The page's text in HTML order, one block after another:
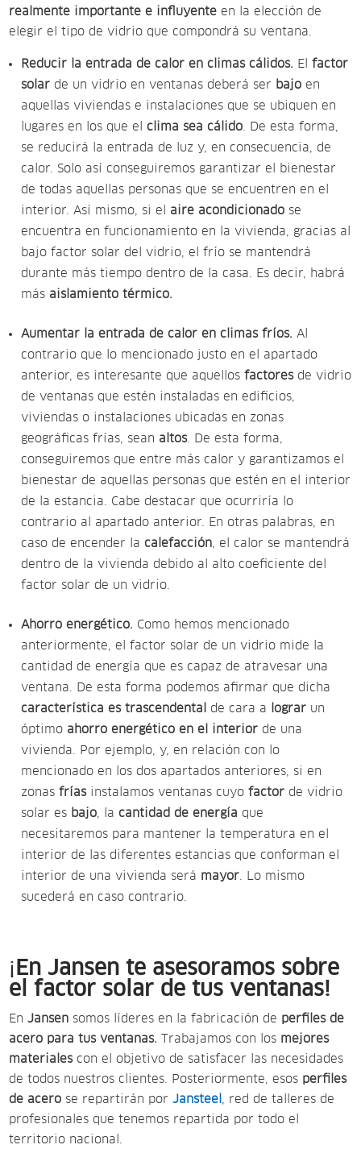
realmente importante e influyente en la elección de
elegir el tipo de vidrio que compondrá su ventana.
Reducir la entrada de calor en climas cálidos. Elfactor
solar de un vidrio en ventanas deberá ser bajo en
aquellas viviendas e instalaciones que se ubiquen en
lugares en los que elclima sea cálido. De esta forma,
se reducirá la entrada de luz y, en consecuencia, de
calor. Solo así conseguiremos garantizar el bienestar
de todas aquellas personas que se encuentren en el
interior.Así mismo, si el aire acondicionado se
encuentra en funcionamiento en la vivienda, gracias al
bajo factor solar del vidrio, el frío se mantendrá
durante más tiempo dentro de la casa. Es decir, habrá
más aislamiento térmico.
Aumentar la entrada de calor en climas fríos. Al
contrario que lo mencionado justo en el apartado
anterior, es interesante que aquellosfactoresde vidrio
de ventanas que estén instaladas en edificios,
viviendas o instalaciones ubicadas en zonas
geográficas frías, sean altos. De esta forma,
conseguiremos que entre más calor y garantizamos el
bienestar de aquellas personas que estén en el interior
de la estancia. Cabe destacar que ocurriría lo
contrario al apartado anterior. En otras palabras, en
caso de encender lacalefacción, el calor se mantendrá
dentro de la vivienda debido al alto coeficiente del
factor solar de un vidrio.
Ahorro energético. Como hemos mencionado
anteriormente, el factor solar de un vidrio mide la
cantidad de energía que es capaz de atravesar una
ventana. De esta forma podemos afirmar que dicha
característica es trascendental
de cara a lograr un
óptimo ahorro energético en el interior de una
vivienda. Por ejemplo, y, en relación con lo
mencionado en los dos apartados anteriores, si en
zonasfríasinstalamos ventanas cuyofactor de vidrio
solar es bajo, lacantidad de energía que
necesitaremos para mantener la temperatura en el
interior de las diferentes estancias que conforman el
interior de una vivienda será mayor. Lo mismo
sucederá en caso contrario.
¡ En Jansen te asesoramos sobre
el factor solar de tus ventanas!
EnJansen somos líderes en la fabricación de perfiles de
acero para tus ventanas. Trabajamos con los mejores
materialescon el objetivo de satisfacer las necesidades
de todos nuestros clientes. Posteriormente, esos perfiles
de acero se repartirán porJansteel , red de talleres de
profesionales que tenemos repartida por todo el
territorio nacional.